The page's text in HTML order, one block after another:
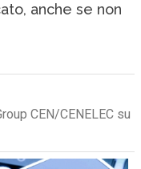
anche se non
CEN/CENELEC su